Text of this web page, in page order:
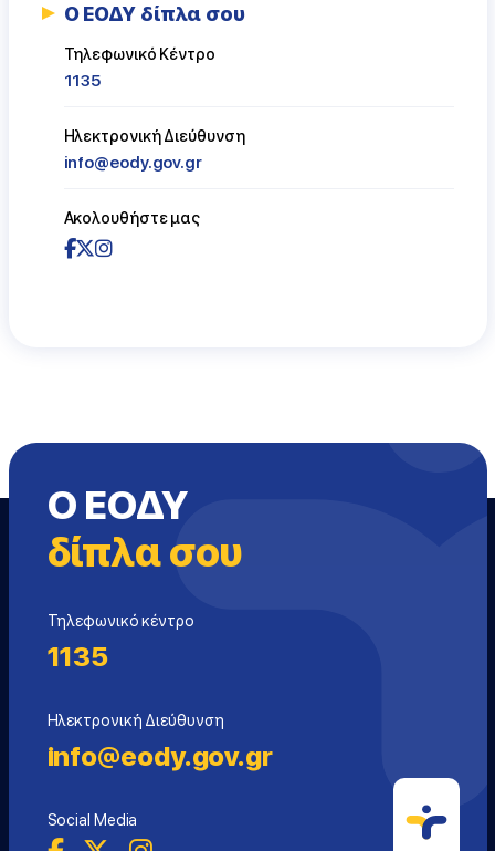
Ο ΕΟΔΥ δίπλα σου
Τηλεφωνικό Κέντρο
1135
Ηλεκτρονική Διεύθυνση
info@eody.gov.gr
Ακολουθήστε μας
Ο ΕΟΔΥ
δίπλα σου
Τηλεφωνικό κέντρο
1135
Ηλεκτρονική Διεύθυνση
info@eody.gov.gr
Social Media